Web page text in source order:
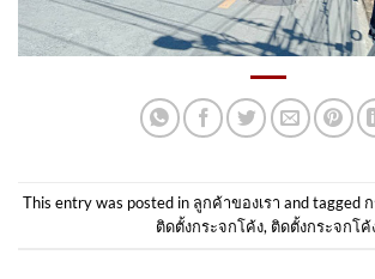
This entry was posted in ลูกค้าของเรา and tagged
ติดตั้งกระจกโค้ง, ติดตั้งกระจกโค้